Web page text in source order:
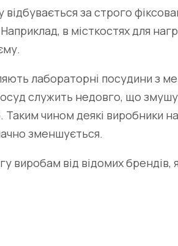
за строго
в місткостях для
лабораторні посудини з
служить недовго, що
чином деякі виробники
зменшується.
виробам від відомих брендів,